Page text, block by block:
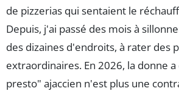
de pizzerias qui sentaient le
Depuis, j'ai passé des mois à
des dizaines d'endroits, à rater des
extraordinaires. En 2026, la donne
presto" ajaccien n'est plus une